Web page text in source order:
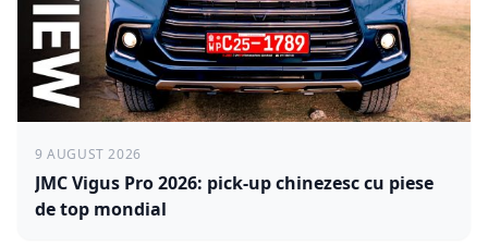
9 AUGUST 2026
JMC Vigus Pro 2026: pick-up chinezesc cu piese
de top mondial